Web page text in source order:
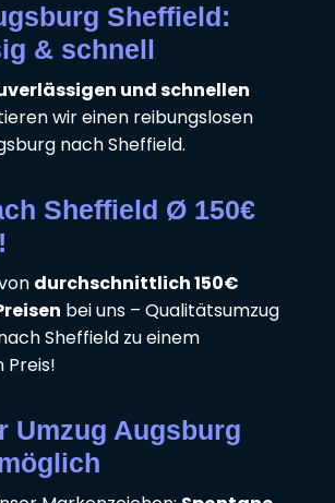
Sheffield:
& schnell
und schnellen
wir einen reibungslosen
nach Sheffield.
Sheffield Ø 150€
durchschnittlich 150€
bei uns – Qualitätsumzug
Sheffield zu einem
Preis!
Umzug Augsburg